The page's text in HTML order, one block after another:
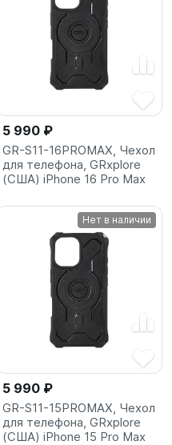
5 990 ₽
GR-S11-16PROMAX, Чехол
для телефона, GRxplore
(США) iPhone 16 Pro Max
Нет в наличии
5 990 ₽
GR-S11-15PROMAX, Чехол
для телефона, GRxplore
(США) iPhone 15 Pro Max